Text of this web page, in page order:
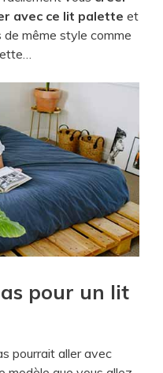
avec ce lit palette et
de même style comme
pour un lit
pourrait aller avec